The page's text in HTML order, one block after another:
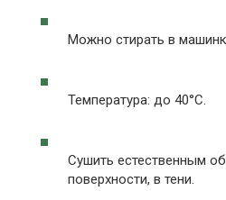
Можно стирать в
Температура: до 40°C.
Сушить естественным
поверхности, в тени.